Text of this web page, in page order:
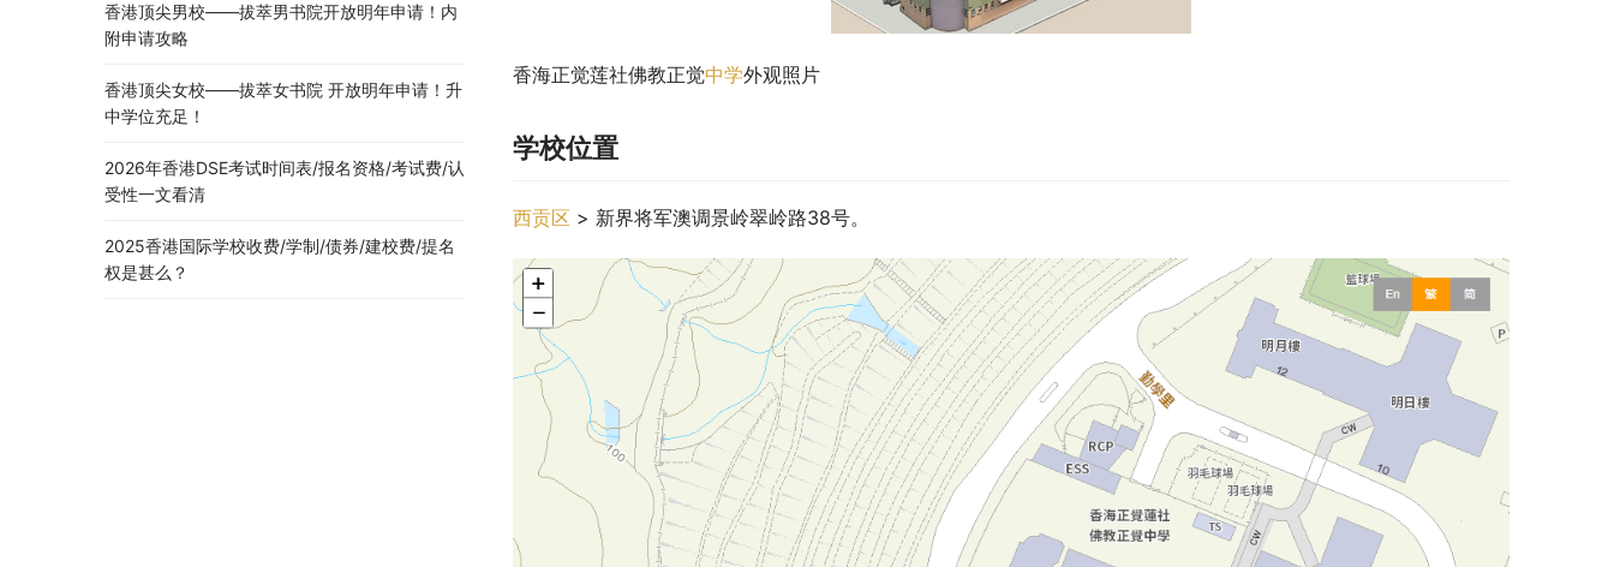
香海正觉莲社佛教正觉中学外观照片
学校位置
西贡区 > 新界将军澳调景岭翠岭路38号。
香港顶尖男校——拔萃男书院开放明年申请！内
附申请攻略
香港顶尖女校——拔萃女书院 开放明年申请！升
中学位充足！
2026年香港DSE考试时间表/报名资格/考试费/认
受性一文看清
2025香港国际学校收费/学制/债券/建校费/提名
权是甚么？